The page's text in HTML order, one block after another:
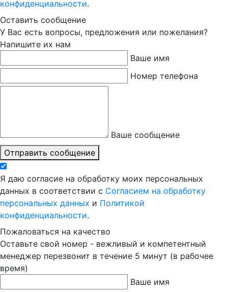
конфиденциальности.
Оставить сообщение
У Вас есть вопросы, предложения или пожелания?
Напишите их нам
Ваше имя
Номер телефона
Ваше сообщение
Отправить сообщение
Я даю согласие на обработку моих персональных
данных в соответствии с Согласием на обработку
персональных данных и Политикой
конфиденциальности.
Пожаловаться на качество
Оставьте свой номер - вежливый и компетентный
менеджер перезвонит в течение 5 минут (в рабочее
время)
Ваше имя